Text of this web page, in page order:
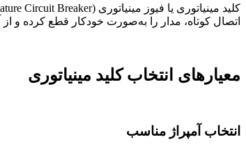
اتصال کوتاه، مدار را به‌صورت خودکار قطع کرده و
معیارهای انتخاب کلید مینیاتوری
انتخاب آمپراژ مناسب